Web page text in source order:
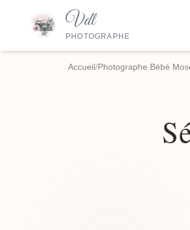
Vdl
PHOTOGRAPHE
Accueil/Photographe Bébé